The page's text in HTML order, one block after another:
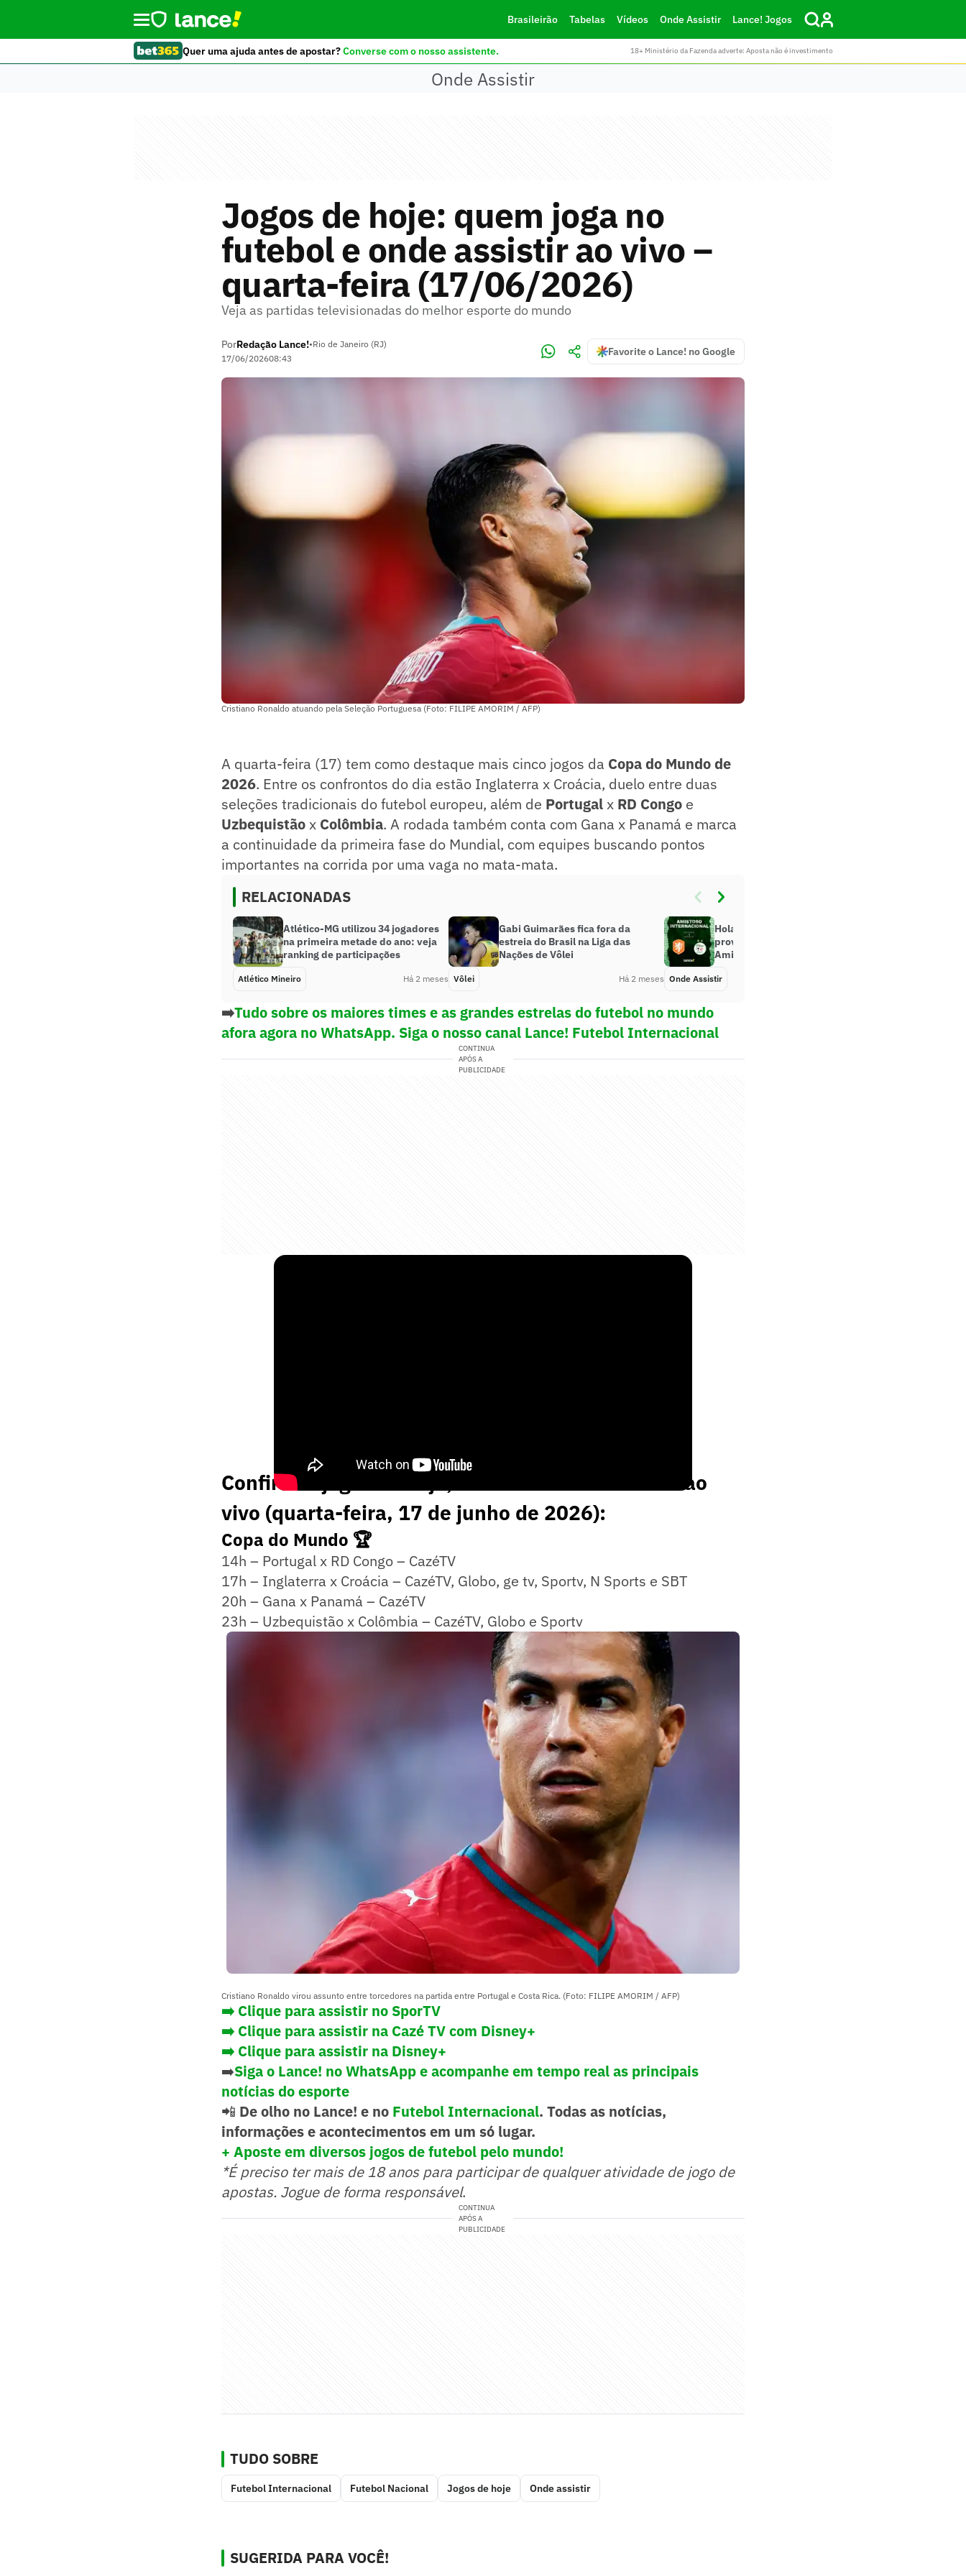
Brasileirão Tabelas Vídeos Onde Assistir Lance! Jogos
Quer uma ajuda antes de apostar?Converse com o nosso assistente. 18+ Ministério da Fazenda adverte: Aposta não é investimento
Onde Assistir
Jogos de hoje: quem joga no
futebol e onde assistir ao vivo –
quarta-feira (17/06/2026)
Veja as partidas televisionadas do melhor esporte do mundo
PorRedação Lance!•Rio de Janeiro (RJ)
17/06/202608:43
Favorite o Lance! no Google
Cristiano Ronaldo atuando pela Seleção Portuguesa (Foto: FILIPE AMORIM / AFP)
A quarta-feira (17) tem como destaque mais cinco jogos da Copa do Mundo de
2026. Entre os confrontos do dia estão Inglaterra x Croácia, duelo entre duas
seleções tradicionais do futebol europeu, além de Portugalx RD Congo e
Uzbequistãox Colômbia. A rodada também conta com Gana x Panamá e marca
a continuidade da primeira fase do Mundial, com equipes buscando pontos
importantes na corrida por uma vaga no mata-mata.
RELACIONADAS
Atlético-MG utilizou 34 jogadores
na primeira metade do ano: veja
ranking de participações
Atlético Mineiro Há 2 meses
Gabi Guimarães fica fora da
estreia do Brasil na Liga das
Nações de Vôlei
Vôlei Há 2 meses
Holanda x Argélia: onde assistir e
prováveis escalações do jogo do
Amistoso Internacional
Onde Assistir
➡️Tudo sobre os maiores times e as grandes estrelas do futebol no mundo
afora agora no WhatsApp. Siga o nosso canal Lance! Futebol Internacional
CONTINUA
APÓS A
PUBLICIDADE
Confira os jogos de hoje, horários e onde assistir ao
vivo (quarta-feira, 17 de junho de 2026):
Copa do Mundo 🏆
14h – Portugal x RD Congo – CazéTV
17h – Inglaterra x Croácia – CazéTV, Globo, ge tv, Sportv, N Sports e SBT
20h – Gana x Panamá – CazéTV
23h – Uzbequistão x Colômbia – CazéTV, Globo e Sportv
Cristiano Ronaldo virou assunto entre torcedores na partida entre Portugal e Costa Rica. (Foto: FILIPE AMORIM / AFP)
➡️ Clique para assistir no SporTV
➡️ Clique para assistir na Cazé TV com Disney+
➡️ Clique para assistir na Disney+
➡️Siga o Lance! no WhatsApp e acompanhe em tempo real as principais
notícias do esporte
📲 De olho no Lance! e no Futebol Internacional. Todas as notícias,
informações e acontecimentos em um só lugar.
+ Aposte em diversos jogos de futebol pelo mundo!
*É preciso ter mais de 18 anos para participar de qualquer atividade de jogo de
apostas. Jogue de forma responsável.
CONTINUA
APÓS A
PUBLICIDADE
TUDO SOBRE
Futebol Internacional Futebol Nacional Jogos de hoje Onde assistir
SUGERIDA PARA VOCÊ!